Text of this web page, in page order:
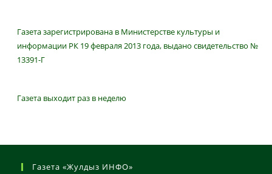
Газета зарегистрирована в Министерстве культуры и
информации РК 19 февраля 2013 года, выдано свидетельство №
13391-Г
Газета выходит раз в неделю
Газета «Жулдыз ИНФО»